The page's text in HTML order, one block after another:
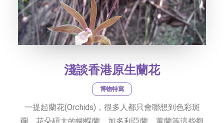
淺談香港原生蘭花
博物特寫
一提起蘭花(Orchids)，很多人都只會聯想到色彩斑